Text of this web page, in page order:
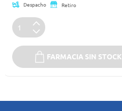
Despacho Retiro
FARMACIA SIN STOCK